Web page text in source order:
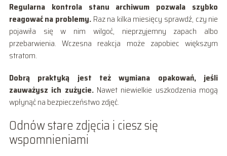
Regularna kontrola stanu archiwum pozwala szybko
reagować na problemy. Raz na kilka miesięcy sprawdź, czy nie
pojawiła się w nim wilgoć, nieprzyjemny zapach albo
przebarwienia. Wczesna reakcja może zapobiec większym
stratom.
Dobrą praktyką jest też wymiana opakowań, jeśli
zauważysz ich zużycie. Nawet niewielkie uszkodzenia mogą
wpłynąć na bezpieczeństwo zdjęć.
Odnów stare zdjęcia i ciesz się
wspomnieniami